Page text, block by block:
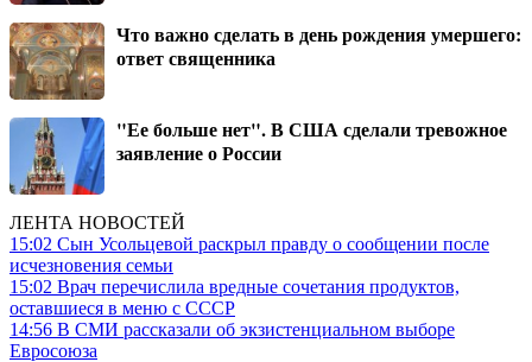
Что важно сделать в день рождения умершего:
ответ священника
"Ее больше нет". В США сделали тревожное
заявление о России
ЛЕНТА НОВОСТЕЙ
15:02 Сын Усольцевой раскрыл правду о сообщении после
исчезновения семьи
15:02 Врач перечислила вредные сочетания продуктов,
оставшиеся в меню с СССР
14:56 В СМИ рассказали об экзистенциальном выборе
Евросоюза